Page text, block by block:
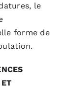
le
forme de